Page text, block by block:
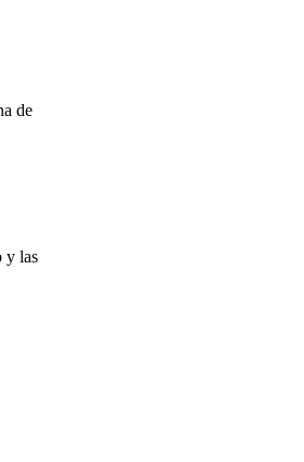
de
y las